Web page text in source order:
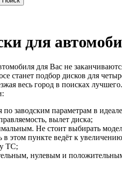
для
для Вас не
станет подбор дисков для
весь город в поисках
заводским параметрам в
вылет диска;
Не стоит выбирать
в этом пункте ведёт к
ТС;
нулевым и